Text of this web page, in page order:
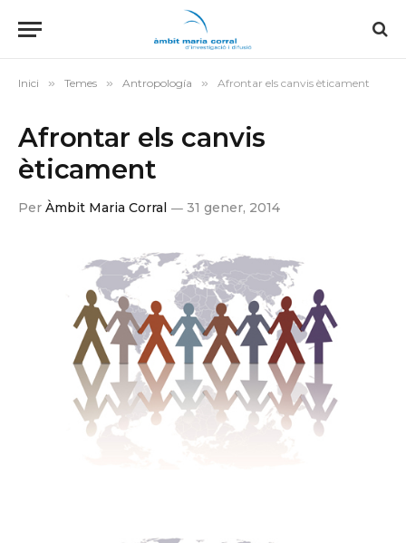
Inici » Temes » Antropología » Afrontar els canvis èticament
Afrontar els canvis
èticament
Per Àmbit Maria Corral 31 gener, 2014